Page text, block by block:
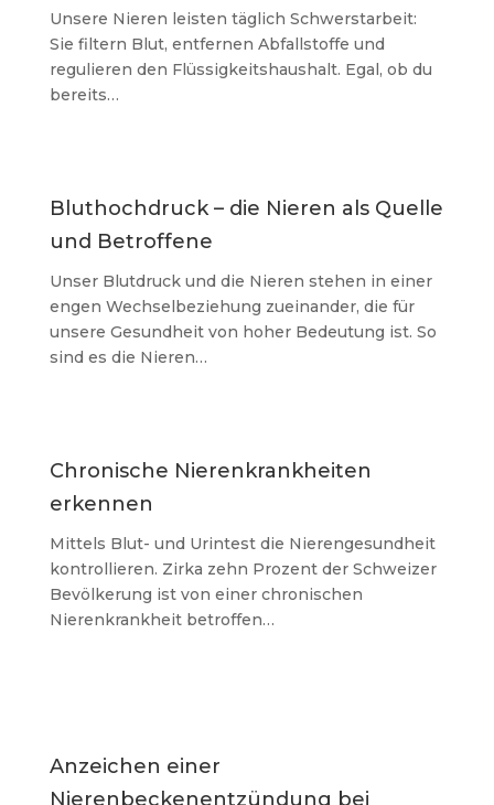
Unsere Nieren leisten täglich Schwerstarbeit:
Sie filtern Blut, entfernen Abfallstoffe und
regulieren den Flüssigkeitshaushalt. Egal, ob du
bereits…
Bluthochdruck – die Nieren als Quelle
und Betroffene
Unser Blutdruck und die Nieren stehen in einer
engen Wechselbeziehung zueinander, die für
unsere Gesundheit von hoher Bedeutung ist. So
sind es die Nieren…
Chronische Nierenkrankheiten
erkennen
Mittels Blut- und Urintest die Nierengesundheit
kontrollieren. Zirka zehn Prozent der Schweizer
Bevölkerung ist von einer chronischen
Nierenkrankheit betroffen…
Anzeichen einer
Nierenbeckenentzündung bei